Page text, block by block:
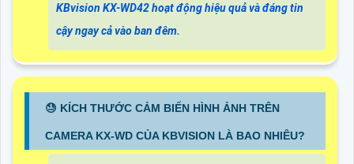
KBvision KX-WD42 hoạt động hiệu quả và đáng tin
cậy ngay cả vào ban đêm.
😓 KÍCH THƯỚC CẢM BIẾN HÌNH ẢNH TRÊN
CAMERA KX-WD CỦA KBVISION LÀ BAO NHIÊU?